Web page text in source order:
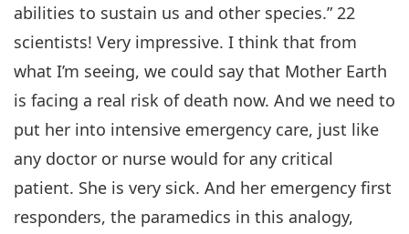
abilities to sustain us and other species.” 22
scientists! Very impressive. I think that from
what I’m seeing, we could say that Mother Earth
is facing a real risk of death now. And we need to
put her into intensive emergency care, just like
any doctor or nurse would for any critical
patient. She is very sick. And her emergency first
responders, the paramedics in this analogy,